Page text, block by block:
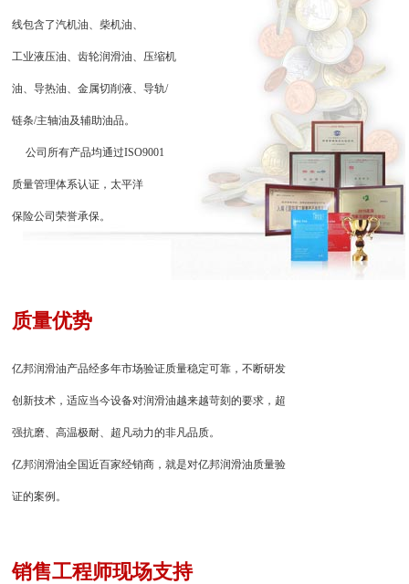
线包含了汽机油、柴机油、
工业液压油、齿轮润滑油、压缩机
油、导热油、金属切削液、导轨/
链条/主轴油及辅助油品。
公司所有产品均通过ISO9001
质量管理体系认证，太平洋
保险公司荣誉承保。
质量优势
亿邦润滑油产品经多年市场验证质量稳定可靠，不断研发
创新技术，适应当今设备对润滑油越来越苛刻的要求，超
强抗磨、高温极耐、超凡动力的非凡品质。
亿邦润滑油全国近百家经销商，就是对亿邦润滑油质量验
证的案例。
销售工程师现场支持